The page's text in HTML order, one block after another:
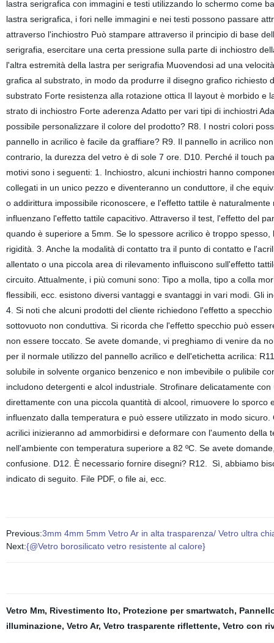
lastra serigrafica con immagini e testi utilizzando lo schermo come
lastra serigrafica, i fori nelle immagini e nei testi possono passare
attraverso l'inchiostro Può stampare attraverso il principio di base
serigrafia, esercitare una certa pressione sulla parte di inchiostro
l'altra estremità della lastra per serigrafia Muovendosi ad una
grafica al substrato, in modo da produrre il disegno grafico
substrato Forte resistenza alla rotazione ottica Il layout è morbido e
strato di inchiostro Forte aderenza Adatto per vari tipi di inchiostri
possibile personalizzare il colore del prodotto? R8. I nostri colori
pannello in acrilico è facile da graffiare? R9. Il pannello in acrilico
contrario, la durezza del vetro è di sole 7 ore. D10. Perché il touch
motivi sono i seguenti: 1. Inchiostro, alcuni inchiostri hanno
collegati in un unico pezzo e diventeranno un conduttore, il che
o addirittura impossibile riconoscere, e l'effetto tattile è
influenzano l'effetto tattile capacitivo. Attraverso il test, l'effetto del
quando è superiore a 5mm. Se lo spessore acrilico è troppo
rigidità. 3. Anche la modalità di contatto tra il punto di contatto e
allentato o una piccola area di rilevamento influiscono sull'effetto
circuito. Attualmente, i più comuni sono: Tipo a molla, tipo a colla
flessibili, ecc. esistono diversi vantaggi e svantaggi in vari modi. Gli
4. Si noti che alcuni prodotti del cliente richiedono l'effetto a
sottovuoto non conduttiva. Si ricorda che l'effetto specchio può
non essere toccato. Se avete domande, vi preghiamo di venire da
per il normale utilizzo del pannello acrilico e dell'etichetta acrilica:
solubile in solvente organico benzenico e non imbevibile o pulibile
includono detergenti e alcol industriale. Strofinare delicatamente
direttamente con una piccola quantità di alcool, rimuovere lo
influenzato dalla temperatura e può essere utilizzato in modo
acrilici inizieranno ad ammorbidirsi e deformare con l'aumento
nell'ambiente con temperatura superiore a 82 ºC. Se avete
confusione. D12. È necessario fornire disegni? R12. Sì, abbiamo
indicato di seguito. File PDF, o file ai, ecc.
Previous:3mm 4mm 5mm Vetro Ar in alta trasparenza/ Vetro ultra
Next:{@Vetro borosilicato vetro resistente al calore}
Vetro Mm, Rivestimento Ito, Protezione per smartwatch,
illuminazione, Vetro Ar, Vetro trasparente riflettente, Vetro con